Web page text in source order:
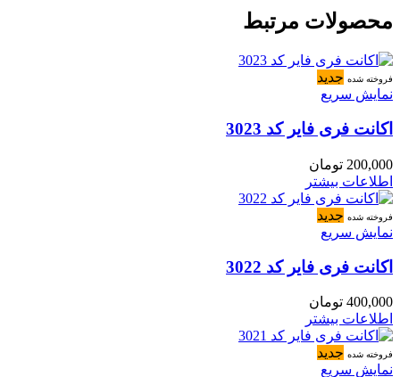
محصولات مرتبط
فروخته شده جدید
نمایش سریع
اکانت فری فایر کد 3023
200,000 تومان
اطلاعات بیشتر
فروخته شده جدید
نمایش سریع
اکانت فری فایر کد 3022
400,000 تومان
اطلاعات بیشتر
فروخته شده جدید
نمایش سریع